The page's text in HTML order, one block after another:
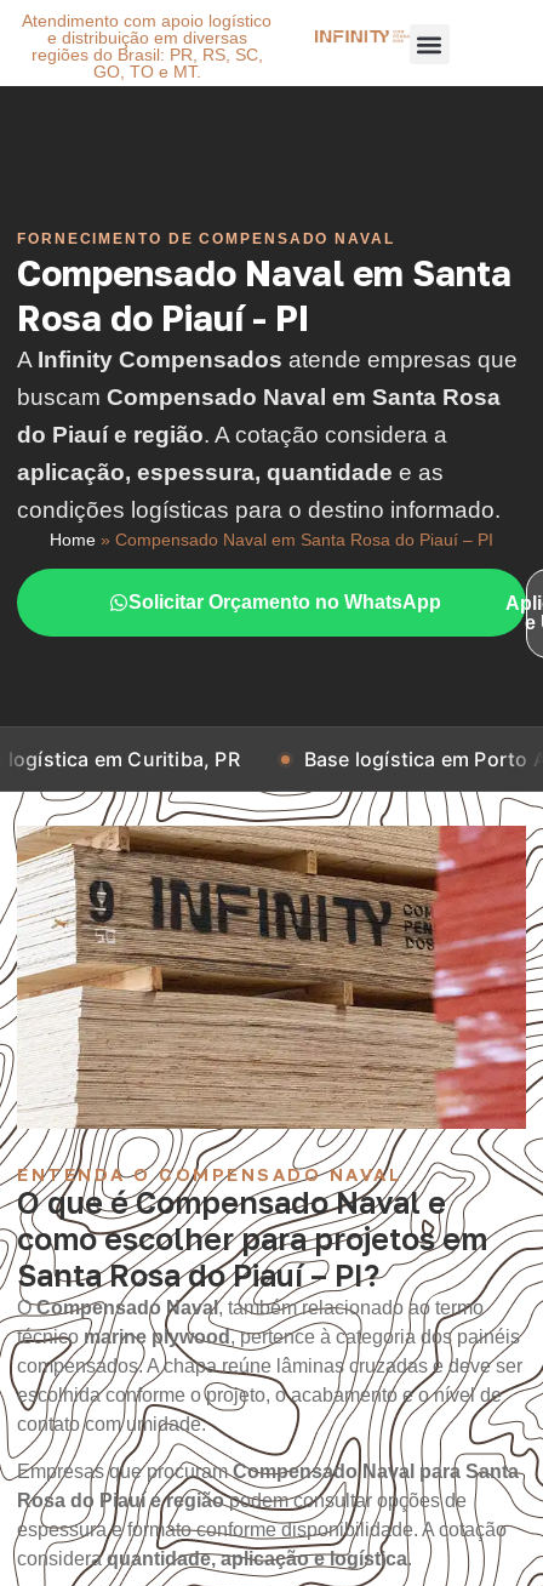
Atendimento com apoio logístico
e distribuição em diversas
regiões do Brasil: PR, RS, SC,
GO, TO e MT.
FORNECIMENTO DE COMPENSADO NAVAL
Compensado Naval em Santa
Rosa do Piauí - PI
A Infinity Compensados atende empresas que
buscam Compensado Naval em Santa Rosa
do Piauí e região. A cotação considera a
aplicação, espessura, quantidade e as
condições logísticas para o destino informado.
Home » Compensado Naval em Santa Rosa do Piauí – PI
Solicitar Orçamento no WhatsApp
e
Curitiba, PR Base logística em Porto Alegre, RS
ENTENDA O COMPENSADO NAVAL
O que é Compensado Naval e
como escolher para projetos em
Santa Rosa do Piauí – PI?
OCompensado Naval, também relacionado ao termo
técnico marine plywood, pertence à categoria dos painéis
compensados. A chapa reúne lâminas cruzadas e deve ser
escolhida conforme o projeto, o acabamento e o nível de
contato com umidade.
Empresas que procuramCompensado Naval para Santa
Rosa do Piauí e regiãopodem consultar opções de
espessura e formato conforme disponibilidade. A cotação
consideraquantidade, aplicação e logística.